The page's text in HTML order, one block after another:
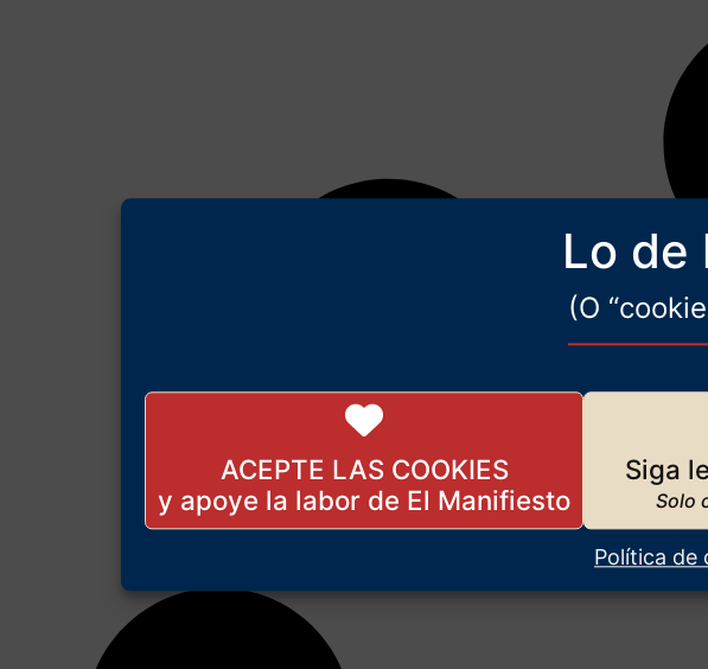
Lo de
(O
ACEPTE LAS COOKIES Siga
Política de